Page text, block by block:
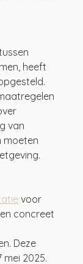
heeft
van
moeten
voor
concreet
Deze
2025.